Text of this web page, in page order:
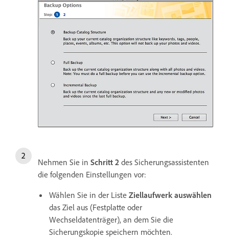
Nehmen Sie in Schritt 2 des Sicherungsassistenten
die folgenden Einstellungen vor:
Wählen Sie in der Liste Ziellaufwerk auswählen
das Ziel aus (Festplatte oder
Wechseldatenträger), an dem Sie die
Sicherungskopie speichern möchten.